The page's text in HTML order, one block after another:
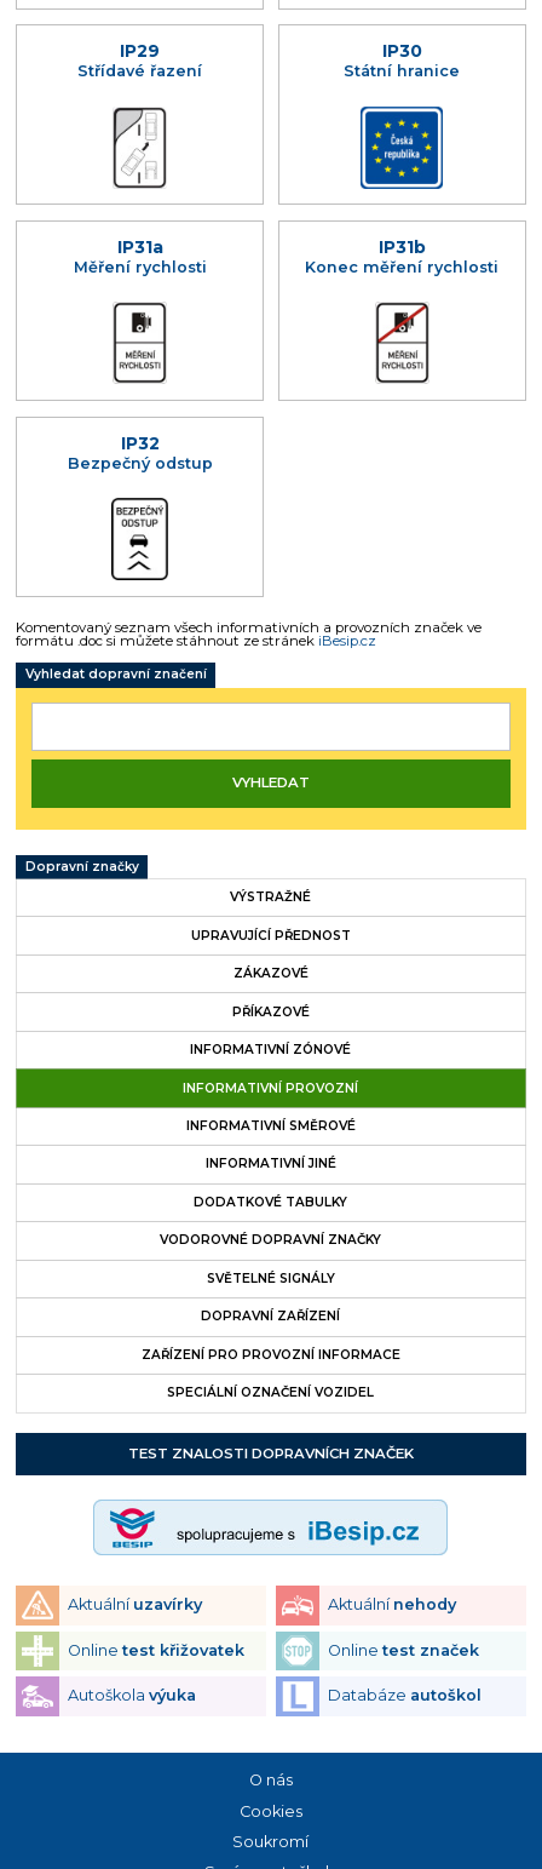
IP29
Střídavé řazení
IP30
Státní hranice
IP31a
Měření rychlosti
IP31b
Konec měření rychlosti
IP32
Bezpečný odstup
Komentovaný seznam všech informativních a provozních značek ve
formátu .doc si můžete stáhnout ze stránek iBesip.cz
Vyhledat dopravní značení
Dopravní značky
VÝSTRAŽNÉ
UPRAVUJÍCÍ PŘEDNOST
ZÁKAZOVÉ
PŘÍKAZOVÉ
INFORMATIVNÍ ZÓNOVÉ
INFORMATIVNÍ PROVOZNÍ
INFORMATIVNÍ SMĚROVÉ
INFORMATIVNÍ JINÉ
DODATKOVÉ TABULKY
VODOROVNÉ DOPRAVNÍ ZNAČKY
SVĚTELNÉ SIGNÁLY
DOPRAVNÍ ZAŘÍZENÍ
ZAŘÍZENÍ PRO PROVOZNÍ INFORMACE
SPECIÁLNÍ OZNAČENÍ VOZIDEL
TEST ZNALOSTI DOPRAVNÍCH ZNAČEK
Aktuální uzavírky Aktuální nehody
Onlinetest křižovatek Onlinetest značek
Autoškola výuka Databáze autoškol
O nás
Cookies
Soukromí